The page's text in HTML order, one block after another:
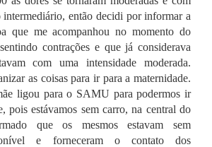
então decidi por informar a
que me acompanhou no momento do
contrações e que já considerava
com uma intensidade moderada.
as coisas para ir para a maternidade.
ligou para o SAMU para podermos ir
pois estávamos sem carro, na central do
que os mesmos estavam sem
e forneceram o contato dos